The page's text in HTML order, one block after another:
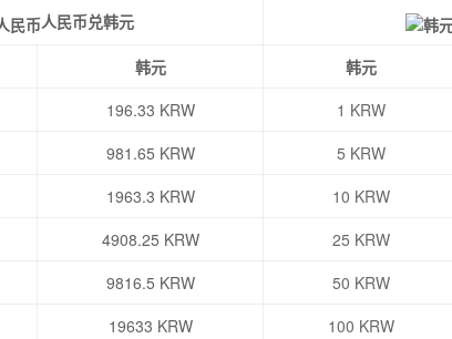
人民币兑韩元
韩元 韩元
196.33 KRW 1 KRW
981.65 KRW 5 KRW
1963.3 KRW 10 KRW
4908.25 KRW 25 KRW
9816.5 KRW 50 KRW
19633 KRW 100 KRW